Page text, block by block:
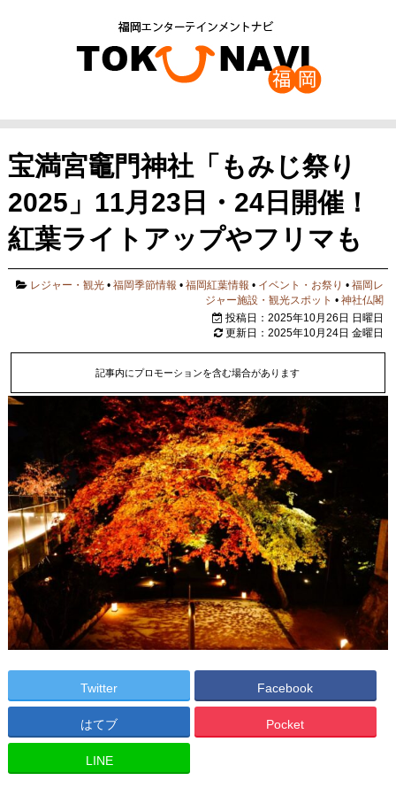
宝満宮竈門神社「もみじ祭り
2025」11月23日・24日開催！
紅葉ライトアップやフリマも
レジャー・観光 •福岡季節情報 •福岡紅葉情報 • イベント・お祭り •福岡レ
ジャー施設・観光スポット •神社仏閣
投稿日：2025年10月26日 日曜日
更新日：2025年10月24日 金曜日
記事内にプロモーションを含む場合があります
Twitter Facebook
はてブ Pocket
LINE